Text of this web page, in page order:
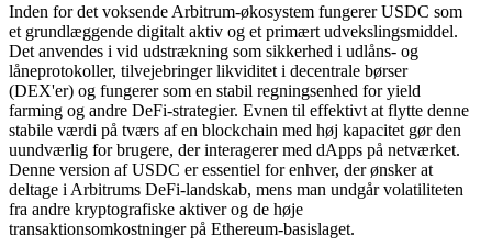
Inden for det voksende Arbitrum-økosystem fungerer USDC som
et grundlæggende digitalt aktiv og et primært udvekslingsmiddel.
Det anvendes i vid udstrækning som sikkerhed i udlåns- og
låneprotokoller, tilvejebringer likviditet i decentrale børser
(DEX'er) og fungerer som en stabil regningsenhed for yield
farming og andre DeFi-strategier. Evnen til effektivt at flytte denne
stabile værdi på tværs af en blockchain med høj kapacitet gør den
uundværlig for brugere, der interagerer med dApps på netværket.
Denne version af USDC er essentiel for enhver, der ønsker at
deltage i Arbitrums DeFi-landskab, mens man undgår volatiliteten
fra andre kryptografiske aktiver og de høje
transaktionsomkostninger på Ethereum-basislaget.